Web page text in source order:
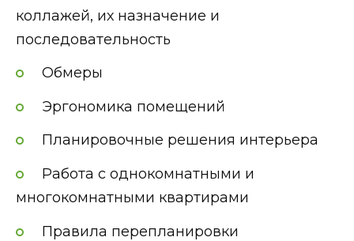
коллажей, их назначение и
последовательность
Обмеры
Эргономика помещений
Планировочные решения интерьера
Работа с однокомнатными и
многокомнатными квартирами
Правила перепланировки